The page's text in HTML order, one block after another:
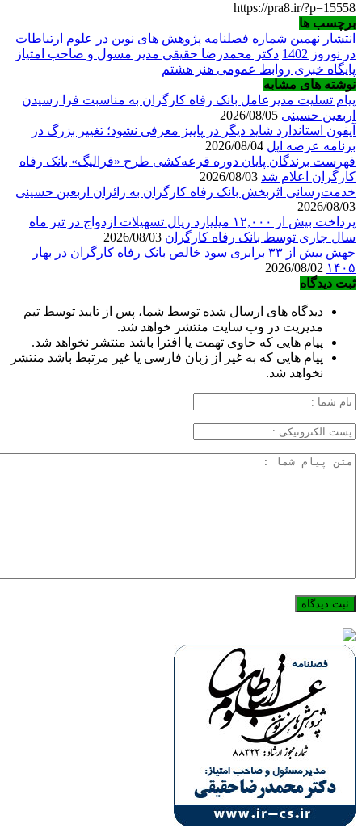
https://pra8.ir/?p=15558
برچسب ها
انتشار نهمین شماره فصلنامه پژوهش های نوین در علوم ارتباطات
در نوروز 1402
دکتر محمدرضا حقیقی مدیر مسول و صاحب امتیاز
پایگاه خبری روابط عمومی هنر هشتم
نوشته های مشابه
پیام تسلیت مدیرعامل بانک رفاه کارگران به مناسبت فرا رسیدن
اربعین حسینی
آیفون استاندارد شاید دیگر در پاییز معرفی نشود؛ تغییر بزرگ در
برنامه عرضه اپل
فهرست برندگان پایان دوره قرعه‌کشی طرح «فرالیگ» بانک رفاه
کارگران اعلام شد
خدمت‌رسانی اثربخش بانک رفاه کارگران به زائران اربعین حسینی
2026/08/03
پرداخت بیش از ۱۲,۰۰۰ میلیارد ریال تسهیلات ازدواج در تیر ماه
سال جاری توسط بانک رفاه کارگران
جهش بیش از ۳۳ برابری سود خالص بانک رفاه کارگران در بهار
۱۴۰۵
ثبت دیدگاه
دیدگاه های ارسال شده توسط شما، پس از تایید توسط تیم
مدیریت در وب سایت منتشر خواهد شد.
پیام هایی که حاوی تهمت یا افترا باشد منتشر نخواهد شد.
پیام هایی که به غیر از زبان فارسی یا غیر مرتبط باشد منتشر
نخواهد شد.